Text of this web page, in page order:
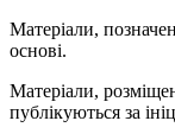
Матеріали,
основі.
Матеріали,
публікуються за